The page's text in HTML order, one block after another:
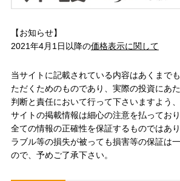
【お知らせ】
2021年4月1日以降の価格表示に関して
当サイトに記載されている内容はあくまで
ただくためのものであり、実際の投資にあ
判断と責任において行って下さいますよう
サイトの掲載情報は細心の注意を払ってお
全ての情報の正確性を保証するものではあ
ラブル等の損失が被っても損害等の保証は
ので、予めご了承下さい。